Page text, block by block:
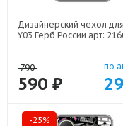
Дизайнерский чехол
Y03 Герб России арт:
790
590 ₽
по
-25%